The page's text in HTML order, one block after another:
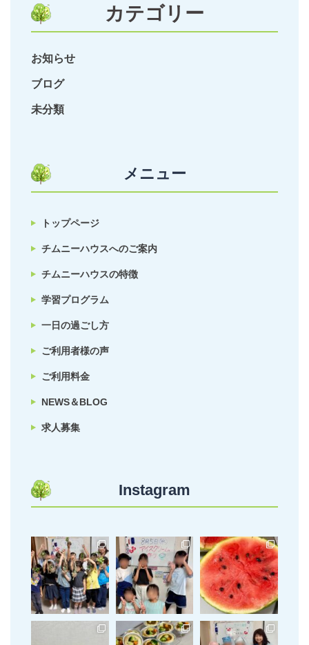
カテゴリー
お知らせ
ブログ
未分類
メニュー
トップページ
チムニーハウスへのご案内
チムニーハウスの特徴
学習プログラム
一日の過ごし方
ご利用者様の声
ご利用料金
NEWS＆BLOG
求人募集
Instagram